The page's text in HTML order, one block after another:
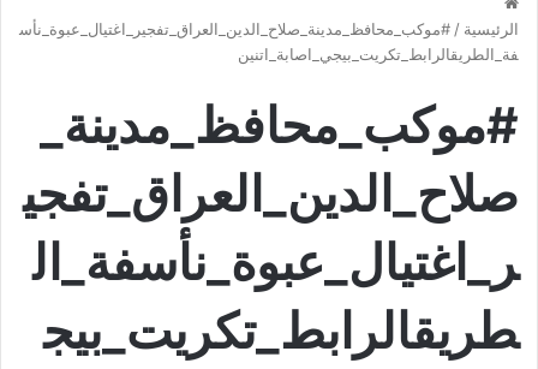
الرئيسية / #موكب_محافظ_مدينة_صلاح_الدين_العراق_تفجير_اغتيال_عبوة_نأس
فة_الطريقالرابط_تكريت_بيجي_اصابة_اتنين
#موكب_محافظ_مدينة_
صلاح_الدين_العراق_تفجي
ر_اغتيال_عبوة_نأسفة_ال
طريقالرابط_تكريت_بيج